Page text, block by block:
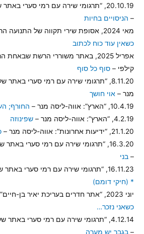
20.10.19, “תרגומי שירה עם רמי סערי
– הניסויים בחיות
מאי 2024, אסופת שירי תקווה של התנועה הרפורמית: אווה קילפי –
כשאין עוד כוח לכתוב
אפריל 2025, באתר משוררי הרשת
קילפי – סוף כל סוף
8.11.20, “תרגומי שירה עם רמי סערי באתר
מנר – אוי חושך
10.4.19, “הארץ”: אווה-ליסה מנר –
החורף;
4.2.19, “הארץ”: אווה-ליסה מנר –
שפינוזה
21.1.20, “ידיעות אחרונות”: אווה-ליסה מנר –
16.3.20, “תרגומי שירה עם רמי סערי באתר
– בני
16.11.23, “תרגומי שירה עם רמי סערי באתר של נילי דגן”: איה קומו –
* (חיקי דומם)
יוני 2023, “אתר חדרים בעריכת יאיר בן-חיים”, “המסדרון”: אינו לינו –
כשאני נזכר…
4.12.14, “תרגומי שירה עם רמי סערי באתר
– בגבר יש מערה